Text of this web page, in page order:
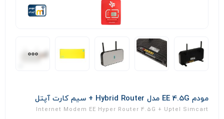
مودم EE 4.5G مدل Hybrid Router + سیم کارت آپتل
Internet Modem EE Hyper Router 4.5G + Uptel Simcart